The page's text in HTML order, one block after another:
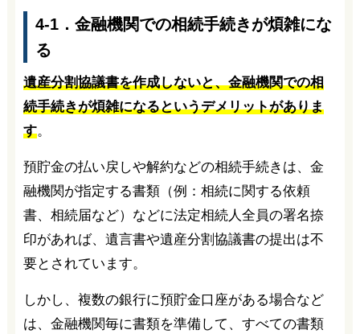
4-1．金融機関での相続手続きが煩雑にな
る
遺産分割協議書を作成しないと、金融機関での相
続手続きが煩雑になるというデメリットがありま
す。
預貯金の払い戻しや解約などの相続手続きは、金
融機関が指定する書類（例：相続に関する依頼
書、相続届など）などに法定相続人全員の署名捺
印があれば、遺言書や遺産分割協議書の提出は不
要とされています。
しかし、複数の銀行に預貯金口座がある場合など
は、金融機関毎に書類を準備して、すべての書類